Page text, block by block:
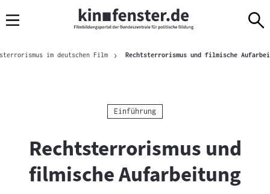
Navigation
zum
zur
amBrotkrümelnavigation
im deutschen Film Rechtsterrorismus und filmische
Kategorie:
Einführung
Rechtsterrorismus und
filmische Aufarbeitung